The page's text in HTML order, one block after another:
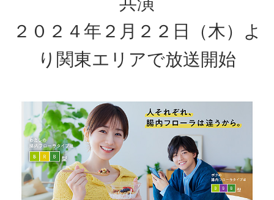
２０２４年２月２２日（木）よ
り関東エリアで放送開始